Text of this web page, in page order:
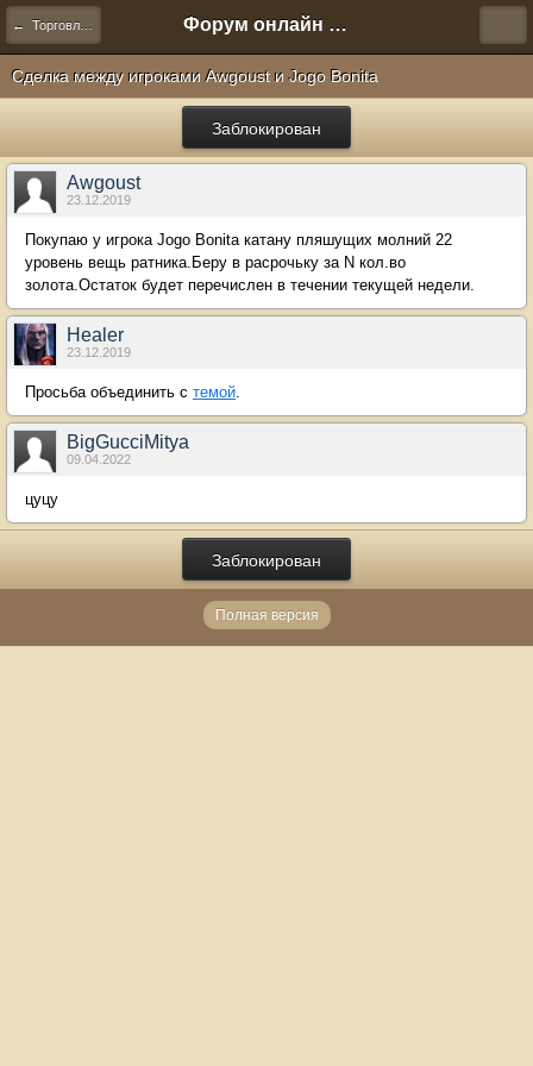
← Торговля и сделки Форум онлайн игры "Новая Эра" (Нюра Биз)
Сделка между игроками Awgoust и Jogo Bonita
Заблокирован
Awgoust
23.12.2019
Покупаю у игрока Jogo Bonita катану пляшущих молний 22
уровень вещь ратника.Беру в расрочьку за N кол.во
золота.Остаток будет перечислен в течении текущей недели.
Healer
23.12.2019
Просьба объединить с темой.
BigGucciMitya
09.04.2022
цуцу
Заблокирован
Полная версия